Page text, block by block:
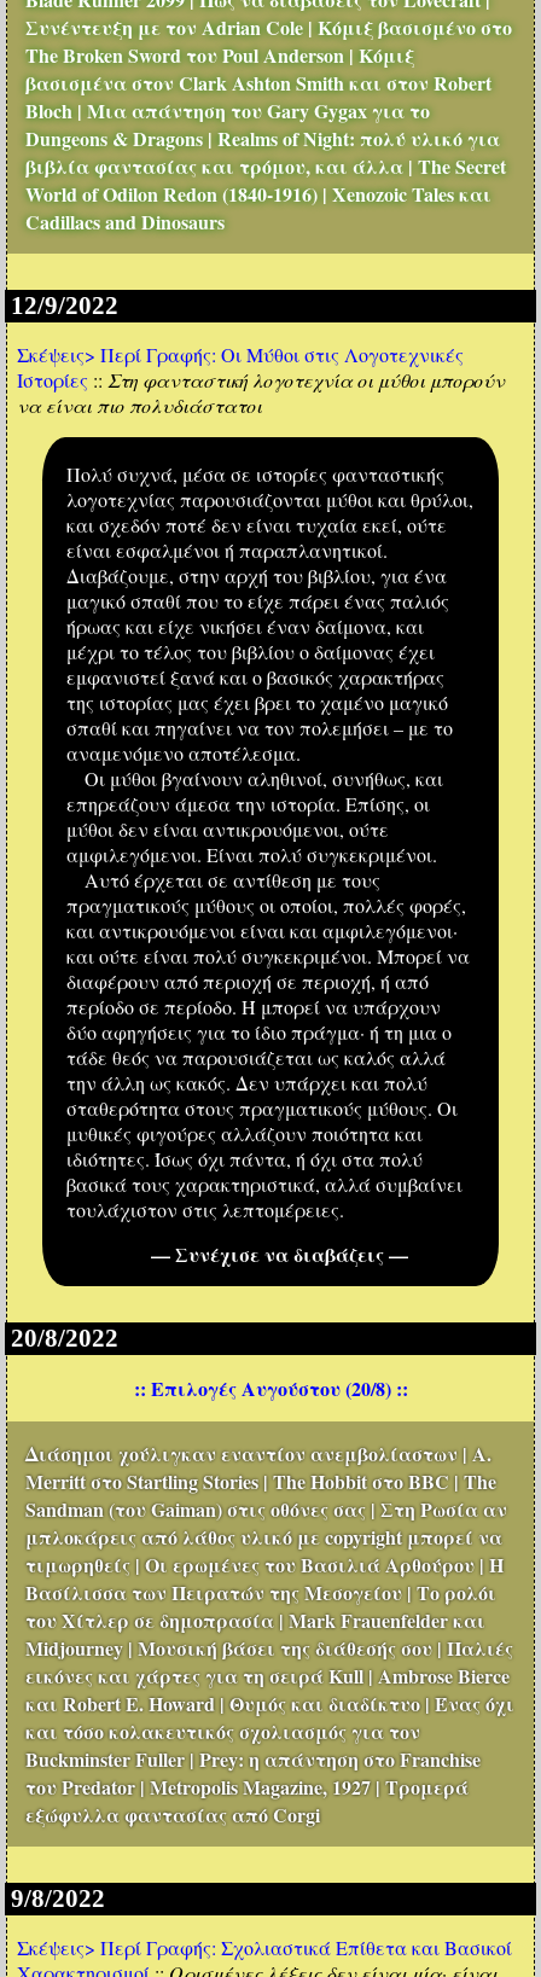
Συνέντευξη με τον Adrian Cole | Κόμιξ βασισμένο στο
The Broken Sword του Poul Anderson | Κόμιξ
βασισμένα στον Clark Ashton Smith και στον Robert
Bloch | Μια απάντηση του Gary Gygax για το
Dungeons & Dragons | Realms of Night: πολύ υλικό για
βιβλία φαντασίας και τρόμου, και άλλα | The Secret
World of Odilon Redon (1840-1916) | Xenozoic Tales και
Cadillacs and Dinosaurs
12/9/2022
Σκέψεις> Περί Γραφής: Οι Μύθοι στις Λογοτεχνικές
Ιστορίες :: Στη φανταστική λογοτεχνία οι μύθοι μπορούν
να είναι πιο πολυδιάστατοι
Πολύ συχνά, μέσα σε ιστορίες φανταστικής
λογοτεχνίας παρουσιάζονται μύθοι και θρύλοι,
και σχεδόν ποτέ δεν είναι τυχαία εκεί, ούτε
είναι εσφαλμένοι ή παραπλανητικοί.
Διαβάζουμε, στην αρχή του βιβλίου, για ένα
μαγικό σπαθί που το είχε πάρει ένας παλιός
ήρωας και είχε νικήσει έναν δαίμονα, και
μέχρι το τέλος του βιβλίου ο δαίμονας έχει
εμφανιστεί ξανά και ο βασικός χαρακτήρας
της ιστορίας μας έχει βρει το χαμένο μαγικό
σπαθί και πηγαίνει να τον πολεμήσει – με το
αναμενόμενο αποτέλεσμα.
Οι μύθοι βγαίνουν αληθινοί, συνήθως, και
επηρεάζουν άμεσα την ιστορία. Επίσης, οι
μύθοι δεν είναι αντικρουόμενοι, ούτε
αμφιλεγόμενοι. Είναι πολύ συγκεκριμένοι.
Αυτό έρχεται σε αντίθεση με τους
πραγματικούς μύθους οι οποίοι, πολλές φορές,
και αντικρουόμενοι είναι και αμφιλεγόμενοι·
και ούτε είναι πολύ συγκεκριμένοι. Μπορεί να
διαφέρουν από περιοχή σε περιοχή, ή από
περίοδο σε περίοδο. Ή μπορεί να υπάρχουν
δύο αφηγήσεις για το ίδιο πράγμα· ή τη μια ο
τάδε θεός να παρουσιάζεται ως καλός αλλά
την άλλη ως κακός. Δεν υπάρχει και πολύ
σταθερότητα στους πραγματικούς μύθους. Οι
μυθικές φιγούρες αλλάζουν ποιότητα και
ιδιότητες. Ίσως όχι πάντα, ή όχι στα πολύ
βασικά τους χαρακτηριστικά, αλλά συμβαίνει
τουλάχιστον στις λεπτομέρειες.
— Συνέχισε να διαβάζεις —
20/8/2022
:: Επιλογές Αυγούστου (20/8) ::
Διάσημοι χούλιγκαν εναντίον ανεμβολίαστων | A.
Merritt στο Startling Stories | The Hobbit στο BBC | The
Sandman (του Gaiman) στις οθόνες σας | Στη Ρωσία αν
μπλοκάρεις από λάθος υλικό με copyright μπορεί να
τιμωρηθείς | Οι ερωμένες του Βασιλιά Αρθούρου | Η
Βασίλισσα των Πειρατών της Μεσογείου | Το ρολόι
του Χίτλερ σε δημοπρασία | Mark Frauenfelder και
Midjourney | Μουσική βάσει της διάθεσής σου | Παλιές
εικόνες και χάρτες για τη σειρά Kull | Ambrose Bierce
και Robert E. Howard | Θυμός και διαδίκτυο | Ένας όχι
και τόσο κολακευτικός σχολιασμός για τον
Buckminster Fuller | Prey: η απάντηση στο Franchise
του Predator | Metropolis Magazine, 1927 | Τρομερά
εξώφυλλα φαντασίας από Corgi
9/8/2022
Σκέψεις> Περί Γραφής: Σχολιαστικά Επίθετα και Βασικοί